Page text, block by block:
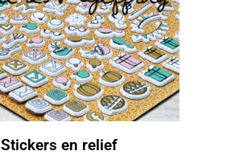
Stickers en relief